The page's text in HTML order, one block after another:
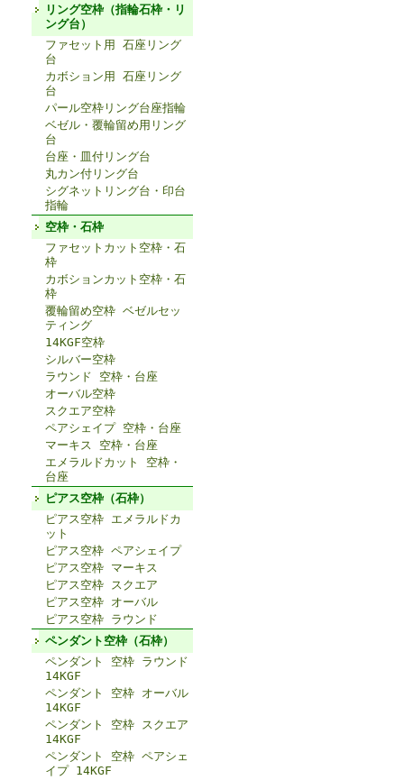
リング空枠（指輪石枠・リ
ング台）
ファセット用 石座リング
台
カボション用 石座リング
台
パール空枠リング台座指輪
ベゼル・覆輪留め用リング
台
台座・皿付リング台
丸カン付リング台
シグネットリング台・印台
指輪
空枠・石枠
ファセットカット空枠・石
枠
カボションカット空枠・石
枠
覆輪留め空枠 ベゼルセッ
ティング
14KGF空枠
シルバー空枠
ラウンド 空枠・台座
オーバル空枠
スクエア空枠
ペアシェイプ 空枠・台座
マーキス 空枠・台座
エメラルドカット 空枠・
台座
ピアス空枠（石枠）
ピアス空枠 エメラルドカ
ット
ピアス空枠 ペアシェイプ
ピアス空枠 マーキス
ピアス空枠 スクエア
ピアス空枠 オーバル
ピアス空枠 ラウンド
ペンダント空枠（石枠）
ペンダント 空枠 ラウンド
14KGF
ペンダント 空枠 オーバル
14KGF
ペンダント 空枠 スクエア
14KGF
ペンダント 空枠 ペアシェ
イプ 14KGF